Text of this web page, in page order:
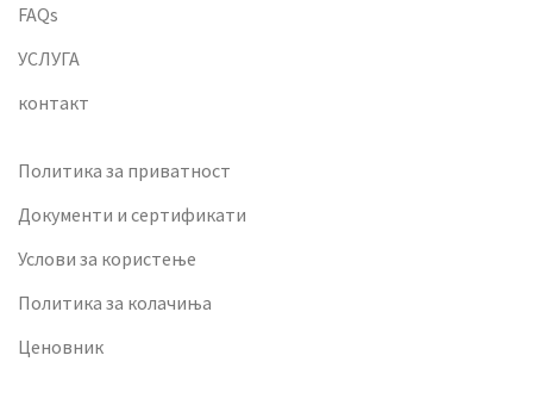
FAQs
УСЛУГА
контакт
Политика за приватност
Документи и сертификати
Услови за користење
Политика за колачиња
Ценовник